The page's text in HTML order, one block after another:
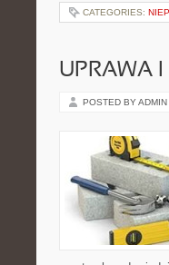
CATEGORIES:
UPRAWA
POSTED BY ADMIN